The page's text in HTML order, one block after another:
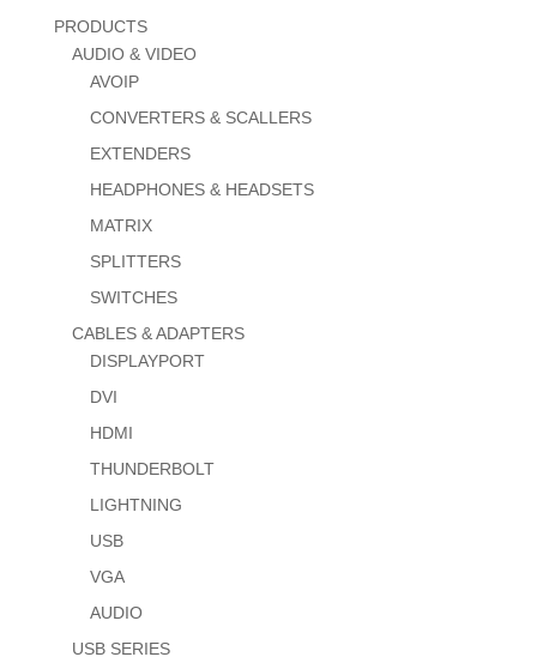
PRODUCTS
AUDIO & VIDEO
AVOIP
CONVERTERS & SCALLERS
EXTENDERS
HEADPHONES & HEADSETS
MATRIX
SPLITTERS
SWITCHES
CABLES & ADAPTERS
DISPLAYPORT
DVI
HDMI
THUNDERBOLT
LIGHTNING
USB
VGA
AUDIO
USB SERIES